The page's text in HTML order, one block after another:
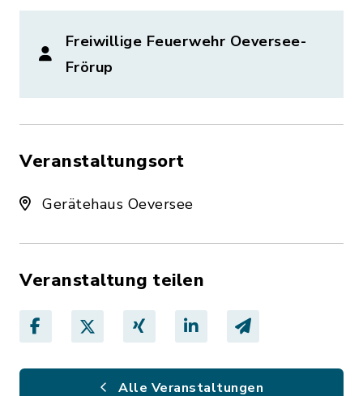
Freiwillige Feuerwehr Oeversee-
Frörup
Veranstaltungsort
Gerätehaus Oeversee
Veranstaltung teilen
Alle Veranstaltungen